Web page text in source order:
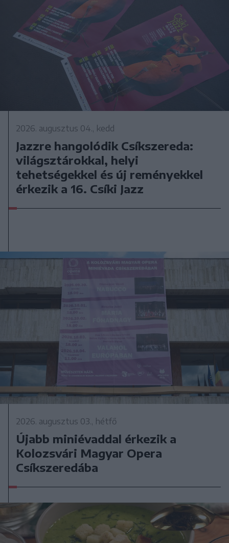
2026. augusztus 04., kedd
Jazzre hangolódik Csíkszereda:
világsztárokkal, helyi
tehetségekkel és új reményekkel
érkezik a 16. Csíki Jazz
2026. augusztus 03., hétfő
Újabb miniévaddal érkezik a
Kolozsvári Magyar Opera
Csíkszeredába